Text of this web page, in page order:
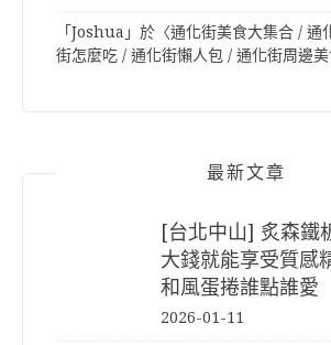
「Joshua 」於〈通化街美食大集合 / 通
街怎麼吃 / 通化街懶人包 / 通化街周邊
最新文章
[台北中山] 炙森鐵
大錢就能享受質感
和風蛋捲誰點誰愛
2026-01-11